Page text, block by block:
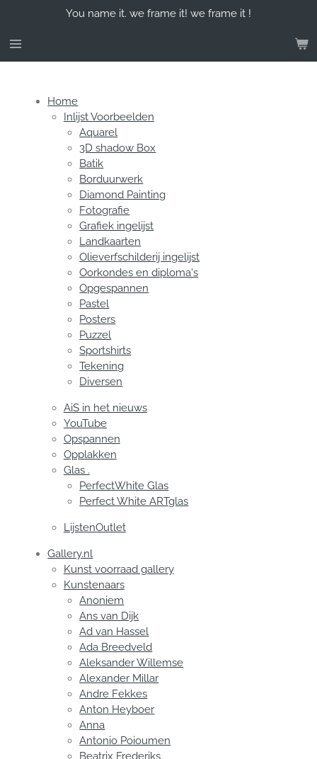
naar
de
You name it. we frame it! we frame it !
Home
Inlijst Voorbeelden
Aquarel
3D shadow Box
Batik
Borduurwerk
Diamond Painting
Fotografie
Grafiek ingelijst
Landkaarten
Olieverfschilderij ingelijst
Oorkondes en diploma's
Opgespannen
Pastel
Posters
Puzzel
Sportshirts
Tekening
Diversen
AiS in het nieuws
YouTube
Opspannen
Opplakken
Glas .
PerfectWhite Glas
Perfect White ARTglas
LijstenOutlet
Gallery.nl
Kunst voorraad gallery
Kunstenaars
Anoniem
Ans van Dijk
Ad van Hassel
Ada Breedveld
Aleksander Willemse
Alexander Millar
Andre Fekkes
Anton Heyboer
Anna
Antonio Poioumen
Beatrix Frederiks